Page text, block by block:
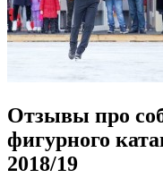
Отзывы про
фигурного
2018/19